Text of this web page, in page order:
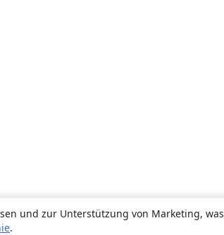
und zur Unterstützung von Marketing, was
.